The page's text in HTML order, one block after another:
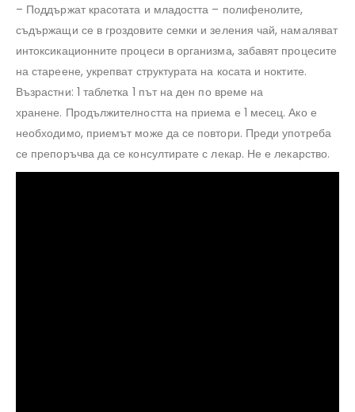
– Поддържат красотата и младостта – полифенолите,
съдържащи се в гроздовите семки и зеления чай, намаляват
интоксикационните процеси в организма, забавят процесите
на стареене, укрепват структурата на косата и ноктите.
Възрастни: 1 таблетка 1 път на ден по време на
хранене. Продължителността на приема е 1 месец. Ако е
необходимо, приемът може да се повтори. Преди употреба
се препоръчва да се консултирате с лекар. Не е лекарство.